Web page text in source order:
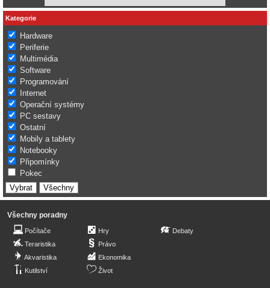
Kategorie
Hardware
Periferie
Multimédia
Software
Programování
Internet
Operační systémy
PC sestavy
Ostatní
Mobily a tablety
Notebooky
Připomínky
Pokec
Všechny poradny
Počítače
Teraristika
Akvaristika
Kutilství
Hry
Právo
Ekonomika
Život
Debaty